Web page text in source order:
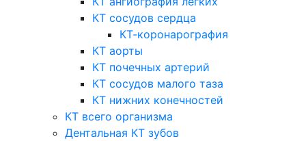
КТ сосудов сердца
КТ-коронарография
КТ аорты
КТ почечных артерий
КТ сосудов малого таза
КТ нижних конечностей
КТ всего организма
Дентальная КТ зубов